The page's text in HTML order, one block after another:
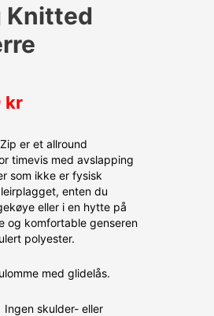
Knitted
kr
er et allround
timevis med avslapping
som ikke er fysisk
enten du
eller i en hytte på
og komfortable genseren
polyester.
med glidelås.
Ingen skulder- eller